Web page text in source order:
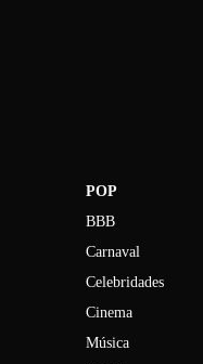
POP
BBB
Carnaval
Celebridades
Cinema
Música